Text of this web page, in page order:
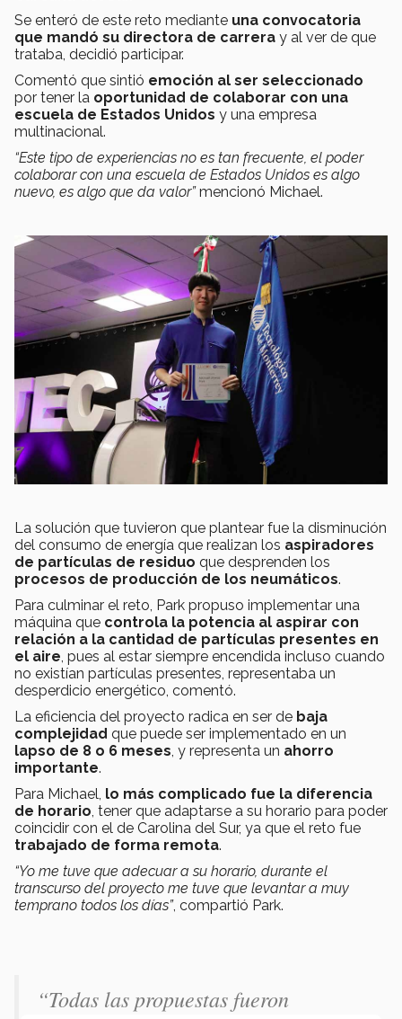
Se enteró de este reto mediante una convocatoria
que mandó su directora de carrera y al ver de que
trataba, decidió participar.
Comentó que sintió emoción al ser seleccionado
por tener la oportunidad de colaborar con una
escuela de Estados Unidos y una empresa
multinacional.
“Este tipo de experiencias no es tan frecuente, el poder
colaborar con una escuela de Estados Unidos es algo
nuevo, es algo que da valor”mencionó Michael.
La solución que tuvieron que plantear fue la disminución
del consumo de energía que realizan los aspiradores
de partículas de residuo que desprenden los
procesos de producción de los neumáticos.
Para culminar el reto, Park propuso implementar una
máquina que controla la potencia al aspirar con
relación a la cantidad de partículas presentes en
el aire, pues al estar siempre encendida incluso cuando
no existían partículas presentes, representaba un
desperdicio energético, comentó.
La eficiencia del proyecto radica en ser de baja
complejidad que puede ser implementado en un
lapso de 8 o 6 meses, y representa un ahorro
importante.
Para Michael, lo más complicado fue la diferencia
de horario, tener que adaptarse a su horario para poder
coincidir con el de Carolina del Sur, ya que el reto fue
trabajado de forma remota.
“Yo me tuve que adecuar a su horario, durante el
transcurso del proyecto me tuve que levantar a muy
temprano todos los días”, compartió Park.
“Todas las propuestas fueron